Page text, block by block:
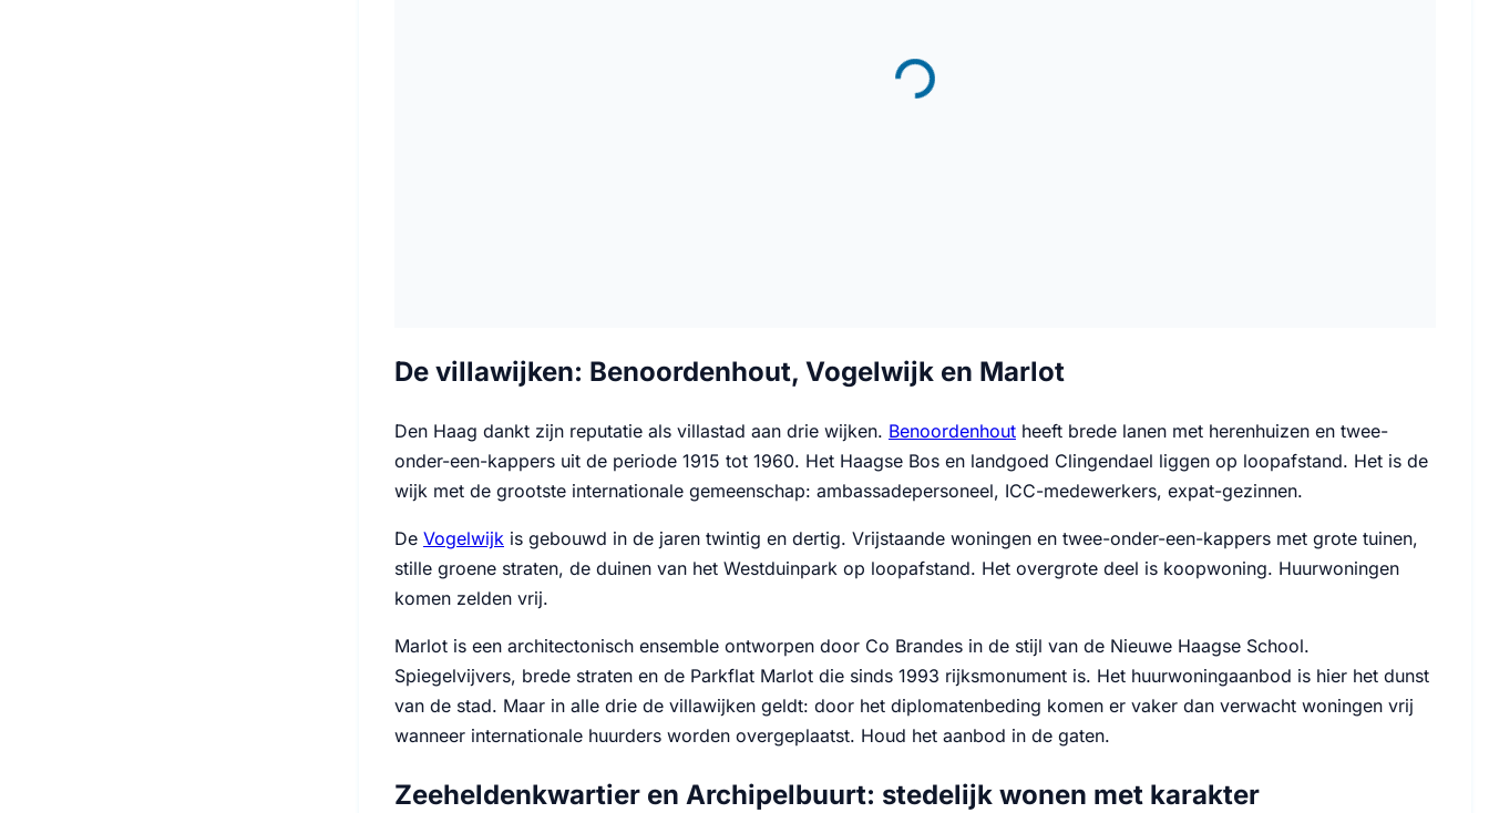
De villawijken: Benoordenhout, Vogelwijk en Marlot
Den Haag dankt zijn reputatie als villastad aan drie wijken. Benoordenhout heeft brede lanen met herenhuizen en twee-
onder-een-kappers uit de periode 1915 tot 1960. Het Haagse Bos en landgoed Clingendael liggen op loopafstand. Het is de
wijk met de grootste internationale gemeenschap: ambassadepersoneel, ICC-medewerkers, expat-gezinnen.
De Vogelwijk is gebouwd in de jaren twintig en dertig. Vrijstaande woningen en twee-onder-een-kappers met grote tuinen,
stille groene straten, de duinen van het Westduinpark op loopafstand. Het overgrote deel is koopwoning. Huurwoningen
komen zelden vrij.
Marlot is een architectonisch ensemble ontworpen door Co Brandes in de stijl van de Nieuwe Haagse School.
Spiegelvijvers, brede straten en de Parkflat Marlot die sinds 1993 rijksmonument is. Het huurwoningaanbod is hier het dunst
van de stad. Maar in alle drie de villawijken geldt: door het diplomatenbeding komen er vaker dan verwacht woningen vrij
wanneer internationale huurders worden overgeplaatst. Houd het aanbod in de gaten.
Zeeheldenkwartier en Archipelbuurt: stedelijk wonen met karakter